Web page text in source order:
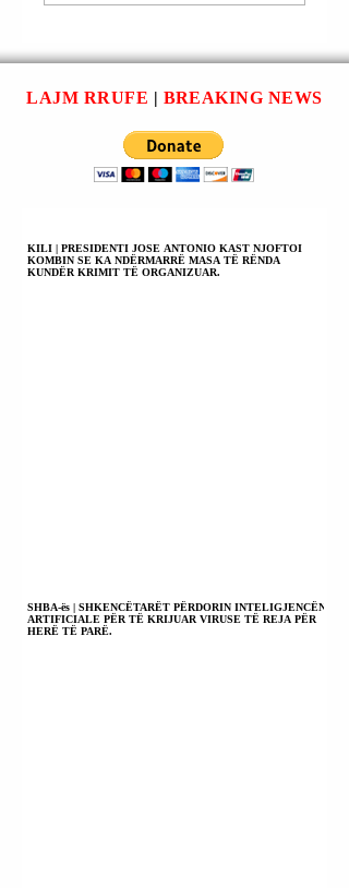
MAJTË
(LABURISTE)
SHABANA
MAHMUD
(MAHMOOD) DO U
FUTI DRUNË
NDËRMARRË
MASA RADIKALE;
LAJM RRUFE | BREAKING NEWS
KILI | PRESIDENTI JOSE ANTONIO KAST NJOFTOI
KOMBIN SE KA NDËRMARRË MASA TË RËNDA
KUNDËR KRIMIT TË ORGANIZUAR.
SHBA-ës | SHKENCËTARËT PËRDORIN INTELIGJENCËN
ARTIFICIALE PËR TË KRIJUAR VIRUSE TË REJA PËR
HERË TË PARË.